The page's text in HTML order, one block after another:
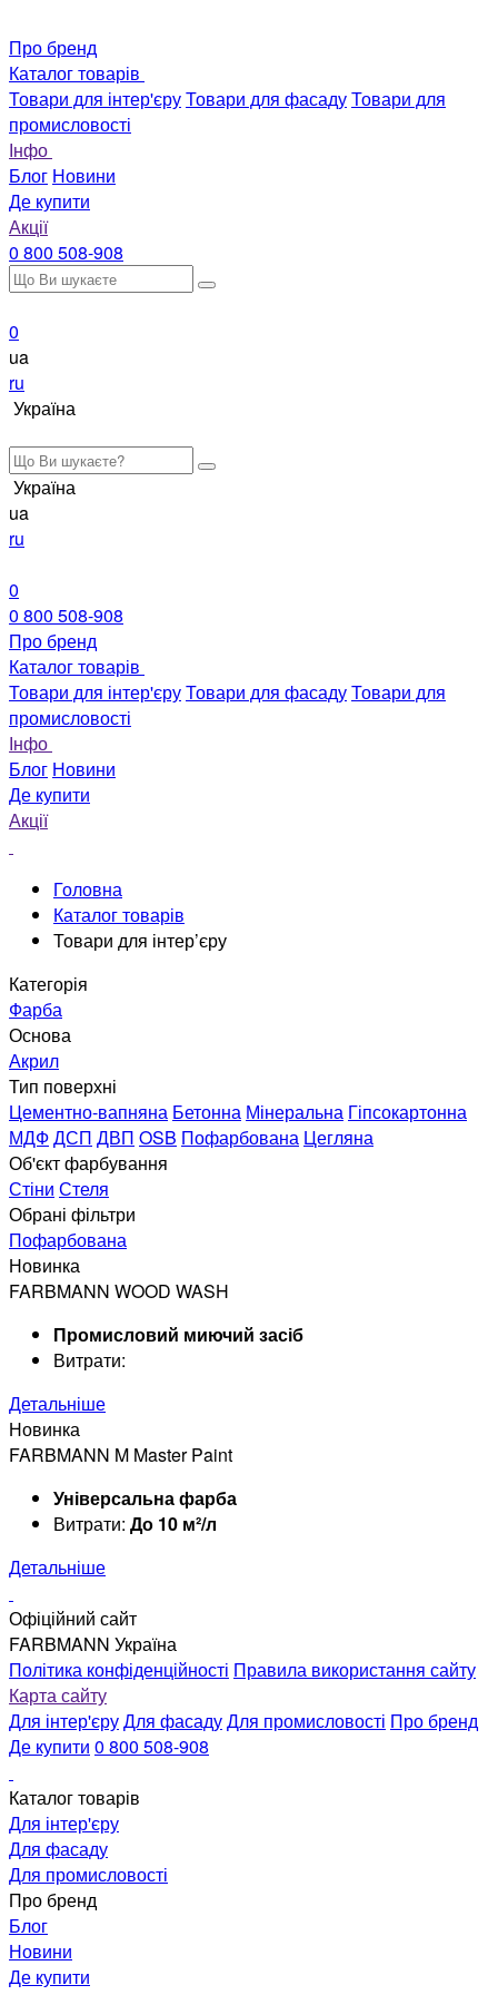
Про бренд
Каталог товарів
Товари для інтер'єруТовари для фасадуТовари для
промисловості
Інфо
Блог Новини
Де купити
Акції
0 800 508-908
0
ua
ru
Україна
Україна
ua
ru
0
0 800 508-908
Про бренд
Каталог товарів
Товари для інтер'єруТовари для фасадуТовари для
промисловості
Інфо
Блог Новини
Де купити
Акції
Головна
Каталог товарів
Товари для інтер’єру
Категорія
Фарба
Основа
Акрил
Тип поверхні
Цементно-вапняна Бетонна Мінеральна Гіпсокартонна
МДФДСП ДВП OSB Пофарбована Цегляна
Об'єкт фарбування
Стіни Стеля
Обрані фільтри
Пофарбована
Новинка
FARBMANN WOOD WASH
Промисловий миючий засіб
Витрати:
Детальніше
Новинка
FARBMANN M Master Paint
Універсальна фарба
Витрати: До 10 м²/л
Детальніше
Офіційний сайт
FARBMANN Україна
Політика конфіденційності Правила використання сайту
Карта сайту
Для інтер'єруДля фасадуДля промисловості Про бренд
Де купити 0 800 508-908
Каталог товарів
Для інтер'єру
Для фасаду
Для промисловості
Про бренд
Блог
Новини
Де купити